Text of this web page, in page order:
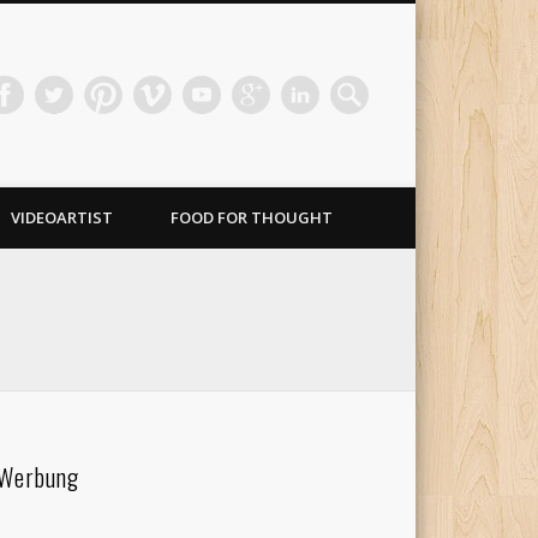
VIDEOARTIST FOOD FOR THOUGHT